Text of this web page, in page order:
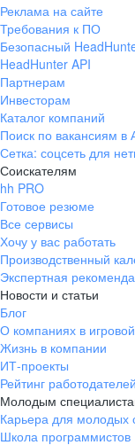
Реклама на сайте
Требования к ПО
Безопасный
HeadHunter API
Партнерам
Инвесторам
Каталог компаний
Поиск по вакансиям в
Сетка: соцсеть для
Соискателям
hh PRO
Готовое резюме
Все сервисы
Хочу у вас работать
Производственный
Экспертная
Новости и статьи
Блог
О компаниях в
Жизнь в компании
ИТ-проекты
Рейтинг
Молодым
Карьера для молодых
Школа программистов